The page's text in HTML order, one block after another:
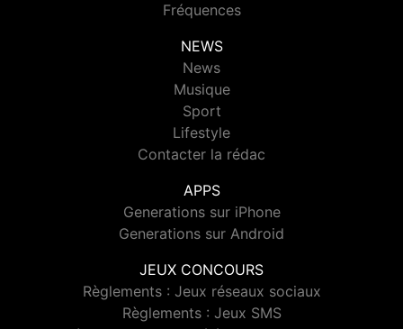
Fréquences
NEWS
News
Musique
Sport
Lifestyle
Contacter la rédac
APPS
Generations sur iPhone
Generations sur Android
JEUX CONCOURS
Règlements : Jeux réseaux sociaux
Règlements : Jeux SMS